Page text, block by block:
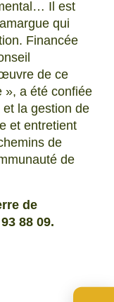
Il est
qui
Financée
de ce
», a été confiée
la gestion de
et entretient
de
de
de
88 09.